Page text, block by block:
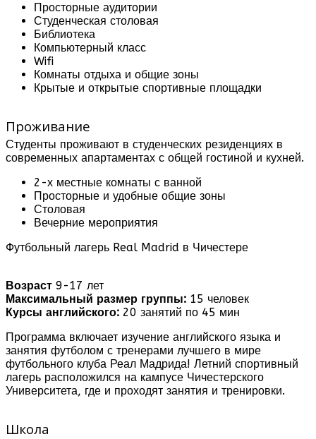
Просторные аудитории
Студенческая столовая
Библиотека
Компьютерный класс
Wifi
Комнаты отдыха и общие зоны
Крытые и открытые спортивные площадки
Проживание
Студенты проживают в студенческих резиденциях в
современных апартаментах с общей гостиной и кухней.
2-х местные комнаты с ванной
Просторные и удобные общие зоны
Столовая
Вечерние мероприятия
Футбольный лагерь Real Madrid в Чичестере
Возраст 9-17 лет
Максимальный размер группы: 15 человек
Курсы английского: 20 занятий по 45 мин
Программа включает изучение английского языка и
занятия футболом с тренерами лучшего в мире
футбольного клуба Реал Мадрида! Летний спортивный
лагерь расположился на кампусе Чичестерского
Университета, где и проходят занятия и тренировки.
Школа